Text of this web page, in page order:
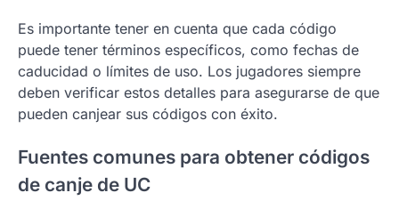
Es importante tener en cuenta que cada código
puede tener términos específicos, como fechas de
caducidad o límites de uso. Los jugadores siempre
deben verificar estos detalles para asegurarse de que
pueden canjear sus códigos con éxito.
Fuentes comunes para obtener códigos
de canje de UC